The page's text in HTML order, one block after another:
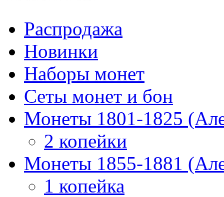
Распродажа
Новинки
Наборы монет
Сеты монет и бон
Монеты 1801-1825
2 копейки
Монеты 1855-1881
1 копейка